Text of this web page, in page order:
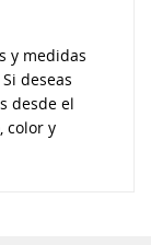
y medidas
deseas
desde el
color y